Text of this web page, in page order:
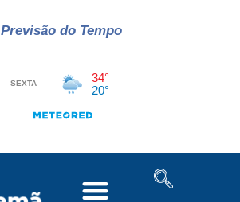
Previsão do Tempo